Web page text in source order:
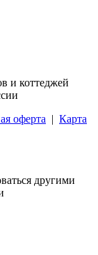
и коттеджей
оферта | Карта
другими